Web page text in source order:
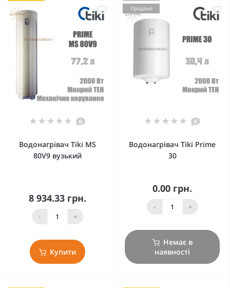
0
Водонагрівач Tiki MS
80V9 вузький
8 934.33 грн.
- +
Купити
Продано
0
Водонагрівач Tiki Prime
30
0.00 грн.
- +
Немає в
наявності